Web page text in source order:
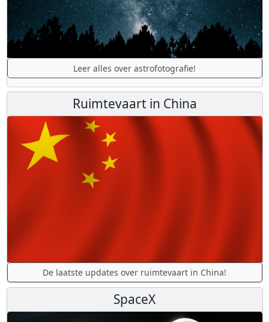
Leer alles over astrofotografie!
Ruimtevaart in China
De laatste updates over ruimtevaart in China!
SpaceX